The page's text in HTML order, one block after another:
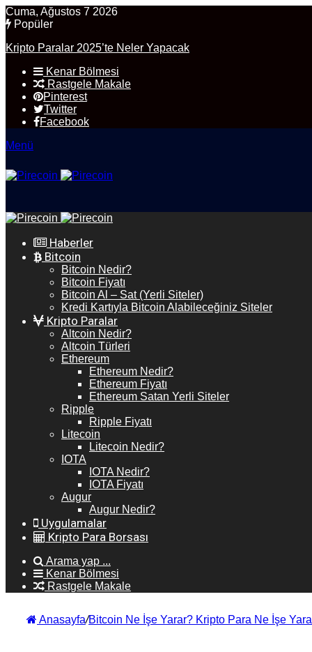
Cuma, Ağustos 7 2026
Popüler
Kripto Paralar 2025’te Neler Yapacak
Kenar Bölmesi
Rastgele Makale
Pinterest
Twitter
Facebook
Menü
Haberler
Bitcoin
Bitcoin Nedir?
Bitcoin Fiyatı
Bitcoin Al – Sat (Yerli Siteler)
Kredi Kartıyla Bitcoin Alabileceğiniz Siteler
Kripto Paralar
Altcoin Nedir?
Altcoin Türleri
Ethereum
Ethereum Nedir?
Ethereum Fiyatı
Ethereum Satan Yerli Siteler
Ripple
Ripple Fiyatı
Litecoin
Litecoin Nedir?
IOTA
IOTA Nedir?
IOTA Fiyatı
Augur
Augur Nedir?
Uygulamalar
Kripto Para Borsası
Arama yap ...
Kenar Bölmesi
Rastgele Makale
Anasayfa/Bitcoin Ne İşe Yarar? Kripto Para Ne İşe